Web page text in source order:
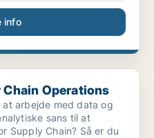
info
Operations
arbejde med data og
sans til at
Supply Chain? Så er du